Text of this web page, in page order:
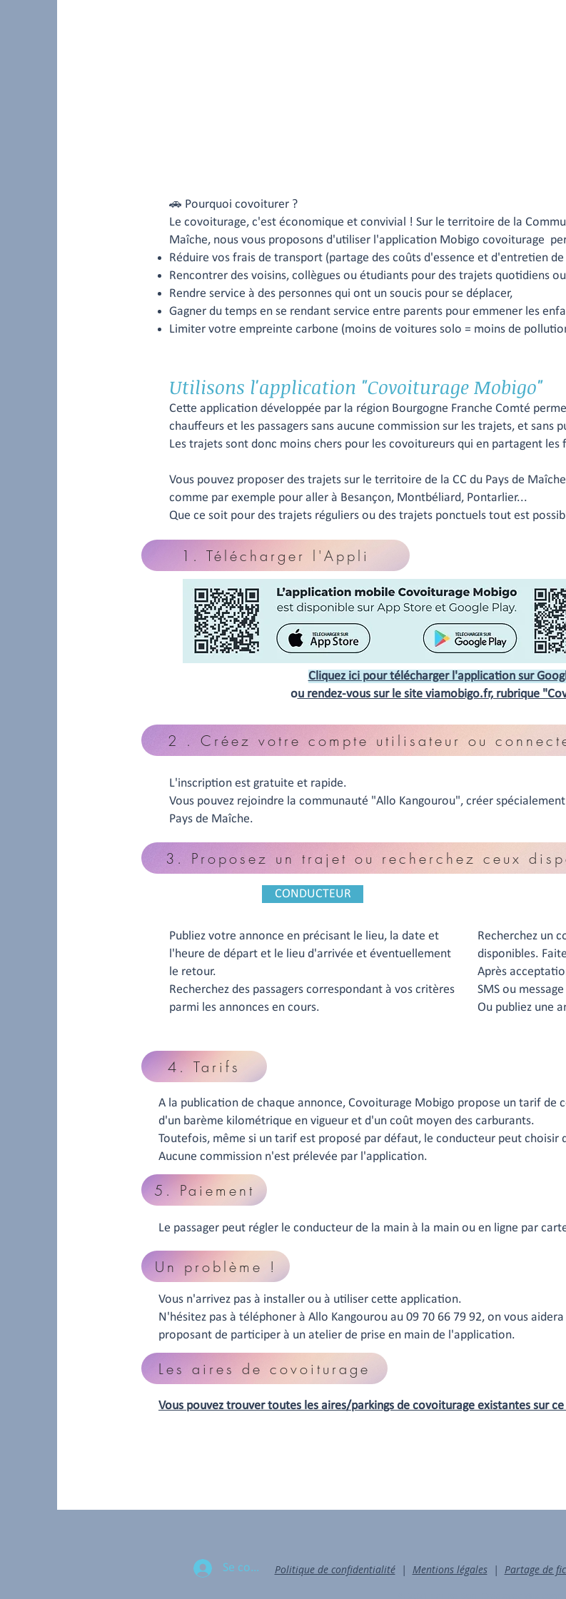
2 . Créez votre compte utilisateur ou
1. Télécharger l'Appli
🚗 Pourquoi covoiturer ?
Le covoiturage, c'est économique et convivial ! Sur le territoire de la
Maîche, nous vous proposons d'utiliser l'application Mobigo covoiturage
Réduire vos frais de transport (partage des coûts d'essence et d'entretien
Rencontrer des voisins, collègues ou étudiants pour des trajets quotidiens
Rendre service à des personnes qui ont un soucis pour se déplacer,
Gagner du temps en se rendant service entre parents pour emmener les
Limiter votre empreinte carbone (moins de voitures solo = moins de
Utilisons l'application "Covoiturage Mobigo"
Cette application développée par la région Bourgogne Franche Comté
chauffeurs et les passagers sans aucune commission sur les trajets, et sans
Les trajets sont donc moins chers pour les covoitureurs qui en partagent les
Vous pouvez proposer des trajets sur le territoire de la CC du Pays de
comme par exemple pour aller à Besançon, Montbéliard, Pontarlier...
Que ce soit pour des trajets réguliers ou des trajets ponctuels tout est
Cliquez ici pour télécharger l'application sur
ou rendez-vous sur le site viamobigo.fr, rubrique
L'inscription est gratuite et rapide.
Vous pouvez rejoindre la communauté "Allo Kangourou", créer
Pays de Maîche.
3. Proposez un trajet ou recherchez ceux
CONDUCTEUR
Publiez votre annonce en précisant le lieu, la date et
l'heure de départ et le lieu d'arrivée et éventuellement
le retour.
Recherchez des passagers correspondant à vos critères
parmi les annonces en cours.
Recherchez un
disponibles.
Après
SMS ou
Ou publiez une
4. Tarifs
A la publication de chaque annonce, Covoiturage Mobigo propose un tarif de
d'un barème kilométrique en vigueur et d'un coût moyen des carburants.
Toutefois, même si un tarif est proposé par défaut, le conducteur peut choisir
Aucune commission n'est prélevée par l'application.
Le passager peut régler le conducteur de la main à la main ou en ligne par
Vous n'arrivez pas à installer ou à utiliser cette application.
N'hésitez pas à téléphoner à Allo Kangourou au 09 70 66 79 92, on vous
proposant de participer à un atelier de prise en main de l'application.
5. Paiement
Un problème !
Les aires de covoiturage
Vous pouvez trouver toutes les aires/parkings de covoiturage existantes sur
Politique de confidentialité| Mentions légales| Partage de
Se connecter